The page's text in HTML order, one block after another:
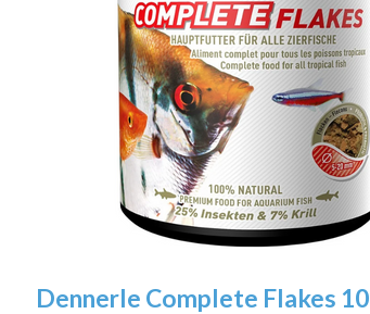
Dennerle Complete Flakes